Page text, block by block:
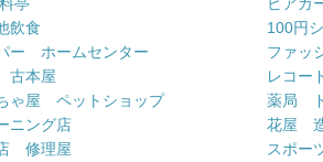
飲食
100円
ー ホームセンター
ファッ
本屋
レコー
ゃ屋 ペットショップ
薬局
ニング店
花屋
修理屋
スポー